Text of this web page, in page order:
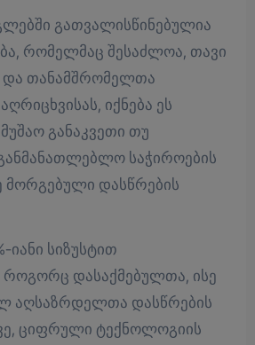
გათვალისწინებულია
რომელმაც შესაძლოა, თავი
და თანამშრომელთა
იქნება ეს
განაკვეთი თუ
საჭიროების
მორგებული დასწრების
იანი სიზუსტით
დასაქმებულთა, ისე
აღსაზრდელთა დასწრების
ციფრული ტექნოლოგიის